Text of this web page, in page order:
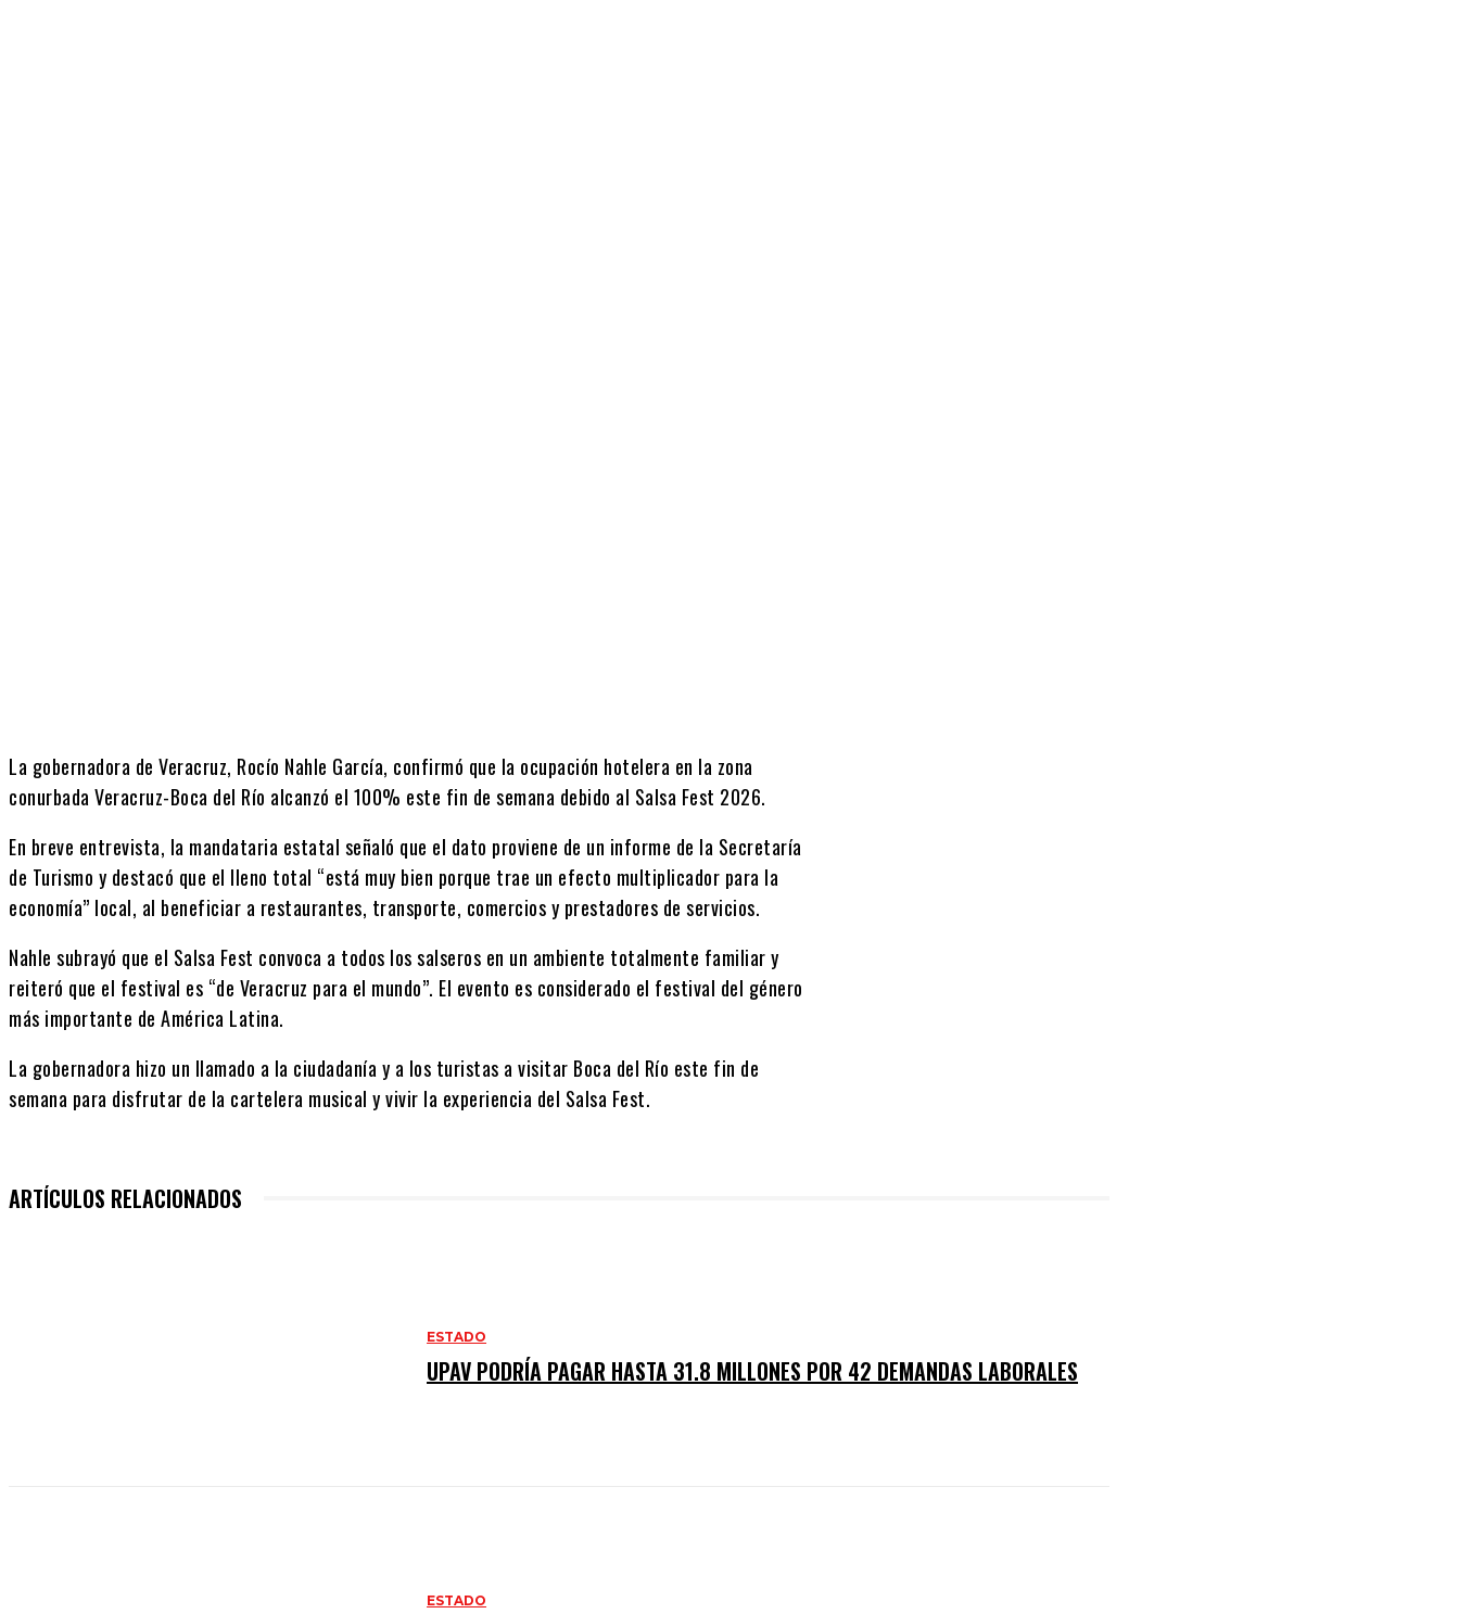
La gobernadora de Veracruz, Rocío Nahle García, confirmó que la ocupación hotelera en la zona
conurbada Veracruz-Boca del Río alcanzó el 100% este fin de semana debido al Salsa Fest 2026.
En breve entrevista, la mandataria estatal señaló que el dato proviene de un informe de la Secretaría
de Turismo y destacó que el lleno total “está muy bien porque trae un efecto multiplicador para la
economía” local, al beneficiar a restaurantes, transporte, comercios y prestadores de servicios.
Nahle subrayó que el Salsa Fest convoca a todos los salseros en un ambiente totalmente familiar y
reiteró que el festival es “de Veracruz para el mundo”. El evento es considerado el festival del género
más importante de América Latina.
La gobernadora hizo un llamado a la ciudadanía y a los turistas a visitar Boca del Río este fin de
semana para disfrutar de la cartelera musical y vivir la experiencia del Salsa Fest.
ARTÍCULOS RELACIONADOS
ESTADO
UPAV PODRÍA PAGAR HASTA 31.8 MILLONES POR 42 DEMANDAS LABORALES
ESTADO